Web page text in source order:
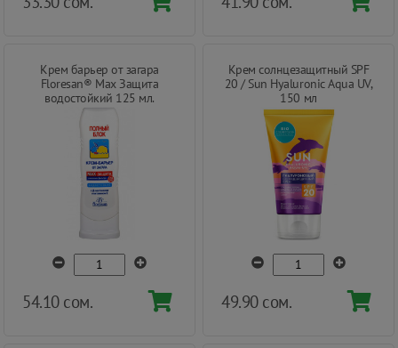
Крем барьер от загара
Floresan® Max Защита
водостойкий 125 мл.
54.10 сом.
Крем солнцезащитный SPF
20 / Sun Hyaluronic Aqua UV,
150 мл
49.90 сом.